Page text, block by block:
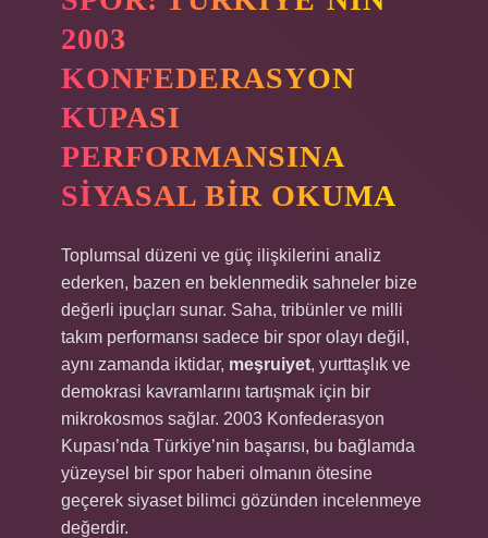
2003
KONFEDERASYON
KUPASI
PERFORMANSINA
SIYASAL BIR OKUMA
Toplumsal düzeni ve güç ilişkilerini analiz
ederken, bazen en beklenmedik sahneler bize
değerli ipuçları sunar. Saha, tribünler ve milli
takım performansı sadece bir spor olayı değil,
aynı zamanda iktidar, meşruiyet, yurttaşlık ve
demokrasi kavramlarını tartışmak için bir
mikrokosmos sağlar. 2003 Konfederasyon
Kupası’nda Türkiye’nin başarısı, bu bağlamda
yüzeysel bir spor haberi olmanın ötesine
geçerek siyaset bilimci gözünden incelenmeye
değerdir.